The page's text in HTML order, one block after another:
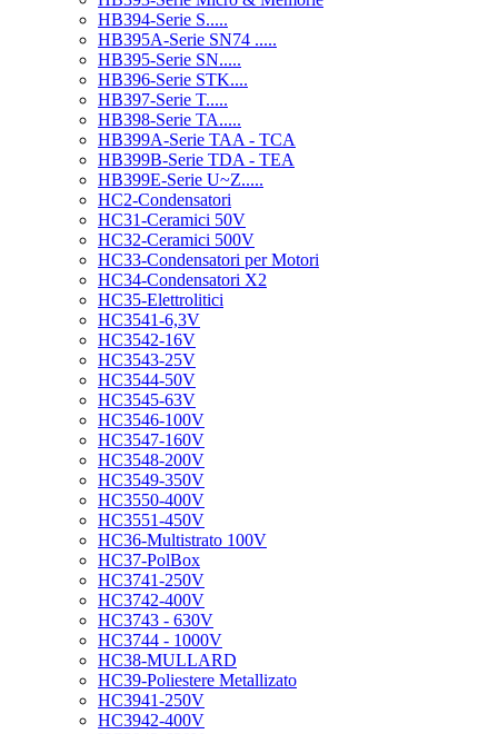
HB394-Serie S.....
HB395A-Serie SN74 .....
HB395-Serie SN.....
HB396-Serie STK....
HB397-Serie T.....
HB398-Serie TA.....
HB399A-Serie TAA - TCA
HB399B-Serie TDA - TEA
HB399E-Serie U~Z.....
HC2-Condensatori
HC31-Ceramici 50V
HC32-Ceramici 500V
HC33-Condensatori per Motori
HC34-Condensatori X2
HC35-Elettrolitici
HC3541-6,3V
HC3542-16V
HC3543-25V
HC3544-50V
HC3545-63V
HC3546-100V
HC3547-160V
HC3548-200V
HC3549-350V
HC3550-400V
HC3551-450V
HC36-Multistrato 100V
HC37-PolBox
HC3741-250V
HC3742-400V
HC3743 - 630V
HC3744 - 1000V
HC38-MULLARD
HC39-Poliestere Metallizato
HC3941-250V
HC3942-400V